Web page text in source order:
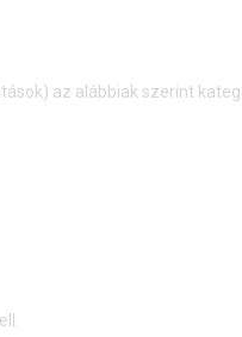
az alábbiak szerint